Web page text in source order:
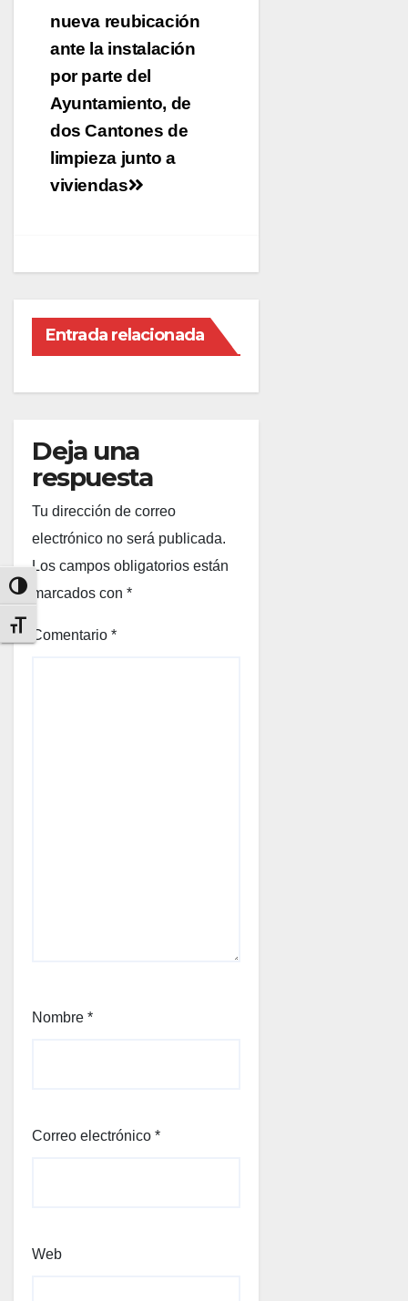
Alternar alto contraste
Alternar tamaño de letra
de
entradas
nueva reubicación
ante la instalación
por parte del
Ayuntamiento, de
dos Cantones de
limpieza junto a
viviendas
Entrada relacionada
Deja una
respuesta
Tu dirección de correo
electrónico no será publicada.
Los campos obligatorios están
marcados con *
Comentario *
Nombre *
Correo electrónico *
Web